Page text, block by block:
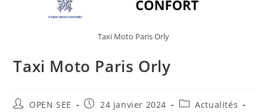
Taxi Moto Paris Orly
Taxi Moto Paris Orly
OPEN SEE 24 janvier 2024
Actualités